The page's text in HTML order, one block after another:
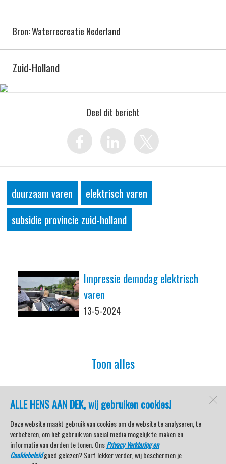
ALLE HENS AAN DEK, wij gebruiken cookies!
Deze website maakt gebruik van cookies om de website te analyseren, te
verbeteren, om het gebruik van social media mogelijk te maken en
informatie van derden te tonen. OnsPrivacy Verklaring en
Cookiebeleidgoed gelezen? Surf lekker verder, wij beschermen je
Bron: Waterrecreatie Nederland
Zuid-Holland
Deel dit bericht
duurzaam varen
elektrisch varen
subsidie provincie zuid-holland
Impressie demodag elektrisch
varen
13-5-2024
Toon alles
watersport-tv
Lemmer
Open desktopversie